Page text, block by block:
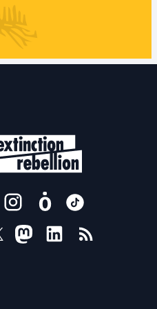
US ON